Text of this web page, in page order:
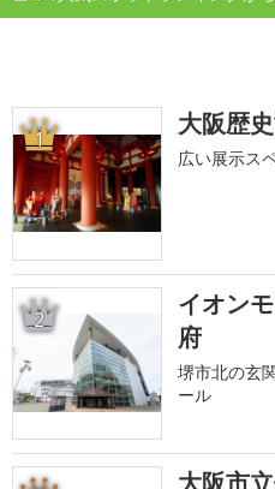
1 大阪歴
広い展示ス
2
イオン
府
堺市北の玄
ール
大阪市